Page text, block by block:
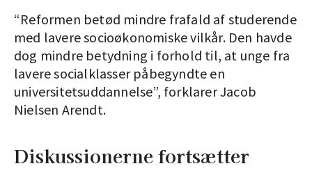
“Reformen betød mindre frafald af studerende
med lavere socioøkonomiske vilkår. Den havde
dog mindre betydning i forhold til, at unge fra
lavere socialklasser påbegyndte en
universitetsuddannelse”, forklarer Jacob
Nielsen Arendt.
Diskussionerne fortsætter